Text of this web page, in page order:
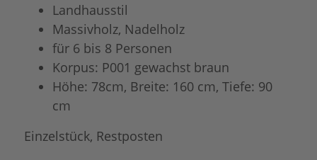
Landhausstil
Massivholz, Nadelholz
für 6 bis 8 Personen
Korpus: P001 gewachst braun
Höhe: 78cm, Breite: 160 cm, Tiefe: 90
cm
Einzelstück, Restposten